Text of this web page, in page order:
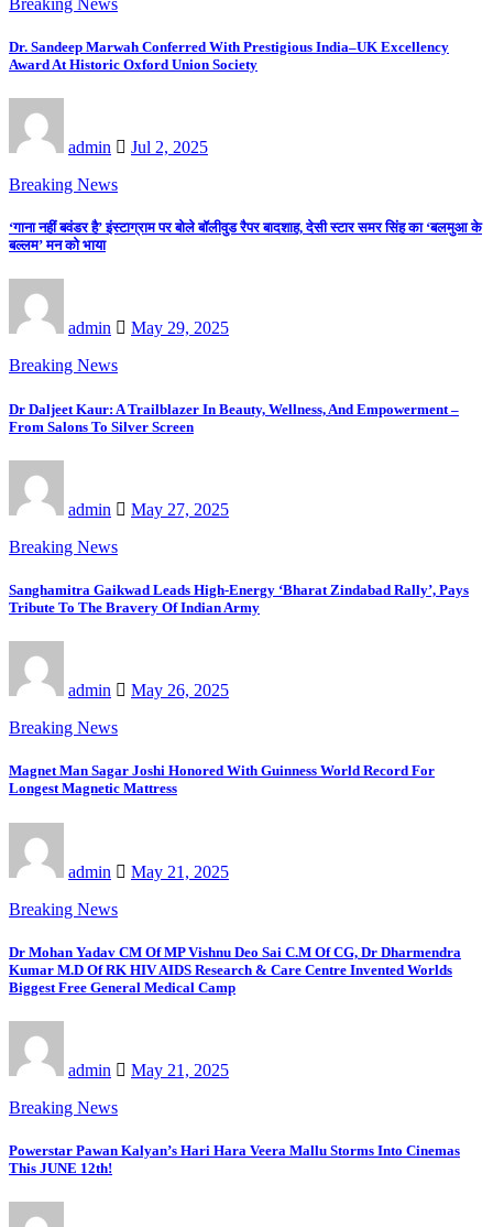
Dr. Sandeep Marwah Conferred With Prestigious India–UK Excellency
Award At Historic Oxford Union Society
admin
Jul 2, 2025
Breaking News
‘गाना नहीं बवंडर है’ इंस्टाग्राम पर बोले बॉलीवुड रैपर बादशाह, देसी स्टार समर सिंह का ‘बलमुआ के
बल्लम’ मन को भाया
admin
May 29, 2025
Breaking News
Dr Daljeet Kaur: A Trailblazer In Beauty, Wellness, And Empowerment –
From Salons To Silver Screen
admin
May 27, 2025
Breaking News
Sanghamitra Gaikwad Leads High-Energy ‘Bharat Zindabad Rally’, Pays
Tribute To The Bravery Of Indian Army
admin
May 26, 2025
Breaking News
Magnet Man Sagar Joshi Honored With Guinness World Record For
Longest Magnetic Mattress
admin
May 21, 2025
Breaking News
Dr Mohan Yadav CM Of MP Vishnu Deo Sai C.M Of CG, Dr Dharmendra
Kumar M.D Of RK HIV AIDS Research & Care Centre Invented Worlds
Biggest Free General Medical Camp
admin
May 21, 2025
Breaking News
Powerstar Pawan Kalyan’s Hari Hara Veera Mallu Storms Into Cinemas
This JUNE 12th!